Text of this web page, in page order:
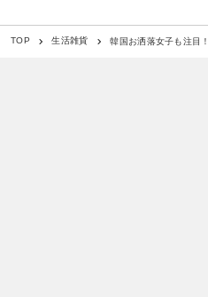
TOP 生活雑貨 韓国お洒落女子も注目